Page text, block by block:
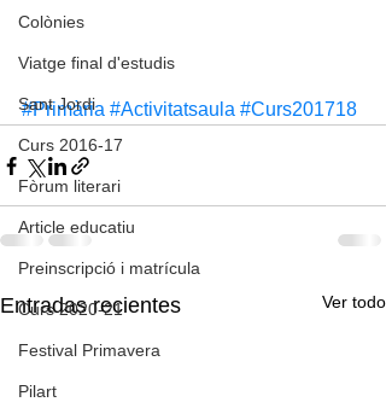
Colònies
Viatge final d'estudis
Sant Jordi
Curs 2016-17
Fòrum literari
Article educatiu
Preinscripció i matrícula
Curs 2020-21
Festival Primavera
Pilart
#Primària #Activitatsaula #Curs201718
Entradas recientes Ver todo